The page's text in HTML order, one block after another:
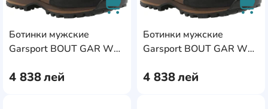
Ботинки мужские
Garsport BOUT GAR WP
4 838лей
AddCardToCart
Ботинки мужские
Garsport BOUT GAR WP
4 838лей